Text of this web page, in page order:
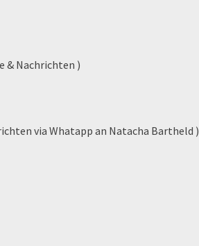
& Nachrichten )
via Whatapp an Natacha Bartheld )